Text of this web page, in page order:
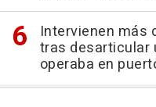
Intervienen más
tras desarticular
operaba en